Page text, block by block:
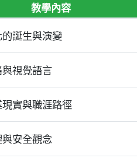
教學內容
誕生與演變
視覺語言
實與職涯路徑
安全觀念